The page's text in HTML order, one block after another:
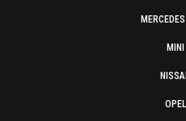
MINI
OPEL